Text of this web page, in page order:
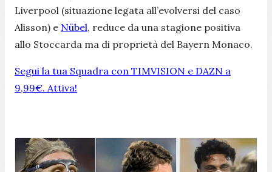
Liverpool (situazione legata all’evolversi del caso
Alisson) e Nübel, reduce da una stagione positiva
allo Stoccarda ma di proprietà del Bayern Monaco.
Segui la tua Squadra con TIMVISION e DAZN a
9,99€. Attiva!